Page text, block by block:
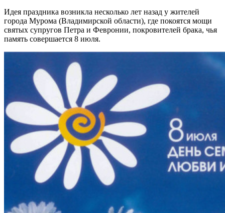
Идея праздника возникла несколько лет назад у жителей
города Мурома (Владимирской области), где покоятся мощи
святых супругов Петра и Февронии, покровителей брака, чья
память совершается 8 июля.